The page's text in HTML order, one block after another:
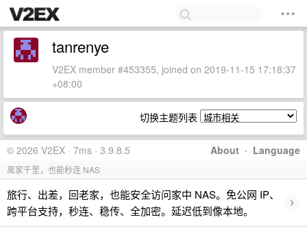
tanrenye
V2EX member #453355, joined on 2019-11-15 17:18:37
+08:00
切换主题列表
About · Language
© 2026 V2EX · 7ms · 3.9.8.5
离家千里，也能秒连 NAS
旅行、出差，回老家，也能安全访问家中 NAS。免公网 IP、
跨平台支持，秒连、稳传、全加密。延迟低到像本地。
›